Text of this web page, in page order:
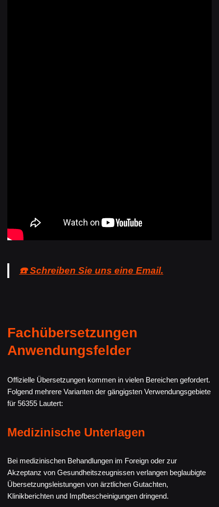
☎️ Schreiben Sie uns eine Email.
Fachübersetzungen
Anwendungsfelder
Offizielle Übersetzungen kommen in vielen Bereichen gefordert.
Folgend mehrere Varianten der gängigsten Verwendungsgebiete
für 56355 Lautert:
Medizinische Unterlagen
Bei medizinischen Behandlungen im Foreign oder zur
Akzeptanz von Gesundheitszeugnissen verlangen beglaubigte
Übersetzungsleistungen von ärztlichen Gutachten,
Klinikberichten und Impfbescheinigungen dringend.